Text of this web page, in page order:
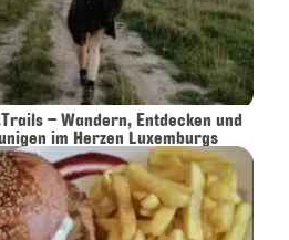
– Wandern, Entdecken und
im Herzen Luxemburgs